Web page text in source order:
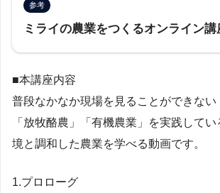
参考
ミライの農業をつくるオンライン講
■本講座内容
普段なかなか現場を見ることができない
「放牧酪農」「有機農業」を実践して
境と調和した農業を学べる動画です。
1.プロローグ